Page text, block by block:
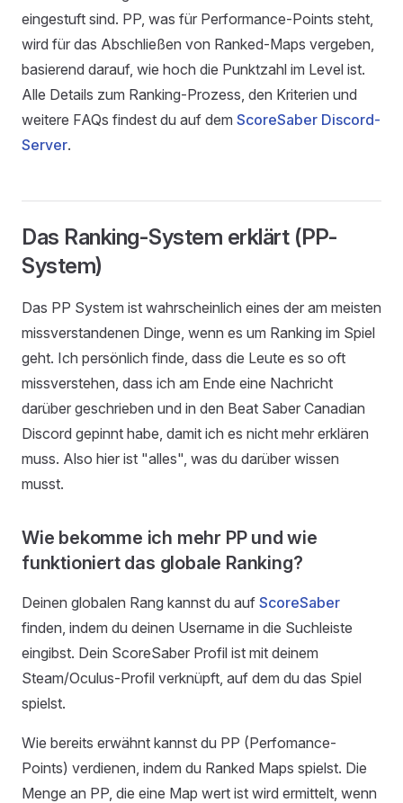
eingestuft sind. PP, was für Performance-Points steht,
wird für das Abschließen von Ranked-Maps vergeben,
basierend darauf, wie hoch die Punktzahl im Level ist.
Alle Details zum Ranking-Prozess, den Kriterien und
weitere FAQs findest du auf dem ScoreSaber Discord-
Server.
Das Ranking-System erklärt (PP-
System)
Das PP System ist wahrscheinlich eines der am meisten
missverstandenen Dinge, wenn es um Ranking im Spiel
geht. Ich persönlich finde, dass die Leute es so oft
missverstehen, dass ich am Ende eine Nachricht
darüber geschrieben und in den Beat Saber Canadian
Discord gepinnt habe, damit ich es nicht mehr erklären
muss. Also hier ist "alles", was du darüber wissen
musst.
Wie bekomme ich mehr PP und wie
funktioniert das globale Ranking?
Deinen globalen Rang kannst du auf ScoreSaber
finden, indem du deinen Username in die Suchleiste
eingibst. Dein ScoreSaber Profil ist mit deinem
Steam/Oculus-Profil verknüpft, auf dem du das Spiel
spielst.
Wie bereits erwähnt kannst du PP (Perfomance-
Points) verdienen, indem du Ranked Maps spielst. Die
Menge an PP, die eine Map wert ist wird ermittelt, wenn